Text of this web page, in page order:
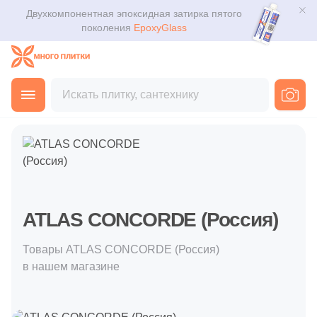
Двухкомпонентная эпоксидная затирка пятого
поколения EpoxyGlass
Каталог
3D дизайн
Доставка
Контакты магазинов
О компании
Плитка
Керамогранит
Мозаика
Ступени
Декоративный камень
Напольные покрытия
Для помещения
Для ванной
Для кухни
Для офиса
Назначение плитки
Главная Покупателю Производители ATLAS
ATLAS CONCORDE (Россия)
Товары ATLAS CONCORDE (Россия)
в нашем магазине